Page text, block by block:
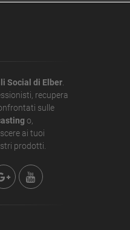
Social di Elber.
recupera
sulle
o,
ai tuoi
prodotti.